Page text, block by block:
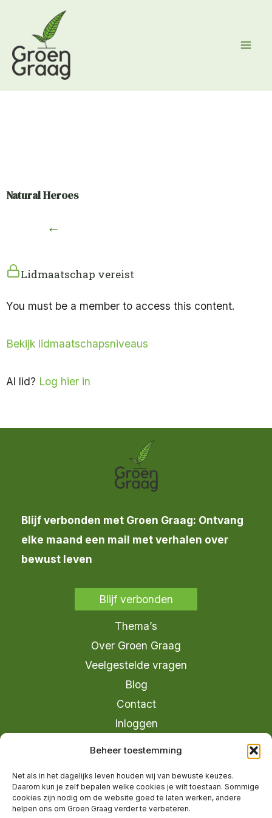
Beheer toestemming
Net als in het dagelijks leven houden wij van bewuste keuzes.
Daarom kun je zelf bepalen welke cookies je wilt toestaan. Sommige
cookies zijn nodig om de website goed te laten werken, andere
helpen ons om Groen Graag verder te verbeteren.
inhoud
Natural Heroes
←
Lidmaatschap vereist
You must be a member to access this content.
Bekijk lidmaatschapsniveaus
Al lid? Log hier in
Blijf verbonden met Groen Graag: Ontvang
elke maand een mail met verhalen over
bewust leven
Blijf verbonden
Thema’s
Over Groen Graag
Veelgestelde vragen
Blog
Contact
Inloggen
info@groengraag.nl
Ervaringen van leden op Trustpilot